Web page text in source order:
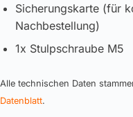
Sicherungskarte (für
Nachbestellung)
1x Stulpschraube M5
Alle technischen Daten
Datenblatt.